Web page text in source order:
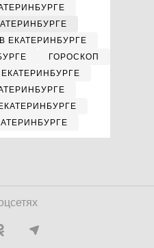
ЕКАТЕРИНБУРГЕ
ГОРОСКОП